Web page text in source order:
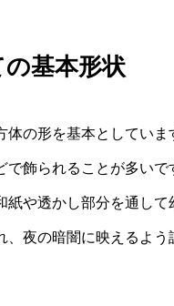
基本形状
体の形を基本としてい
で飾られることが多い
紙や透かし部分を通し
夜の暗闇に映えるよう